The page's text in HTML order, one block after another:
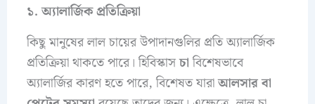
১. অ্যালার্জিক প্রতিক্রিয়া
কিছু মানুষের লাল চায়ের উপাদানগুলির প্রতি অ্যালার্জিক
প্রতিক্রিয়া থাকতে পারে। হিবিস্কাসচা বিশেষভাবে
অ্যালার্জির কারণ হতে পারে, বিশেষত যারাআলসার বা